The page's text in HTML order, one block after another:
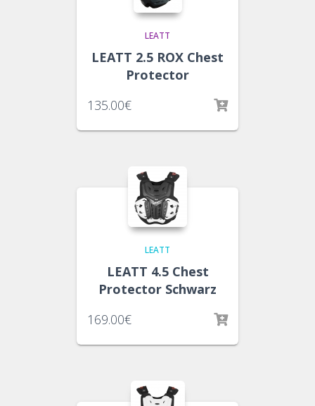
LEATT
LEATT 2.5 ROX Chest
Protector
135.00€
LEATT
LEATT 4.5 Chest
Protector Schwarz
169.00€